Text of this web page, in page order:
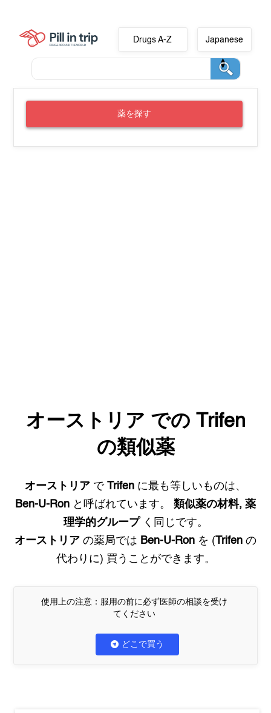
Drugs A-Z Japanese
薬を探す
オーストリア での Trifen
の類似薬
オーストリア で Trifen に最も等しいものは、
Ben-U-Ron と呼ばれています。
類似薬の材料, 薬
理学的グループ く同じです。
オーストリア の薬局では Ben-U-Ron を (Trifen の
代わりに) 買うことができます。
使用上の注意：服用の前に必ず医師の相談を受け
てください
どこで買う